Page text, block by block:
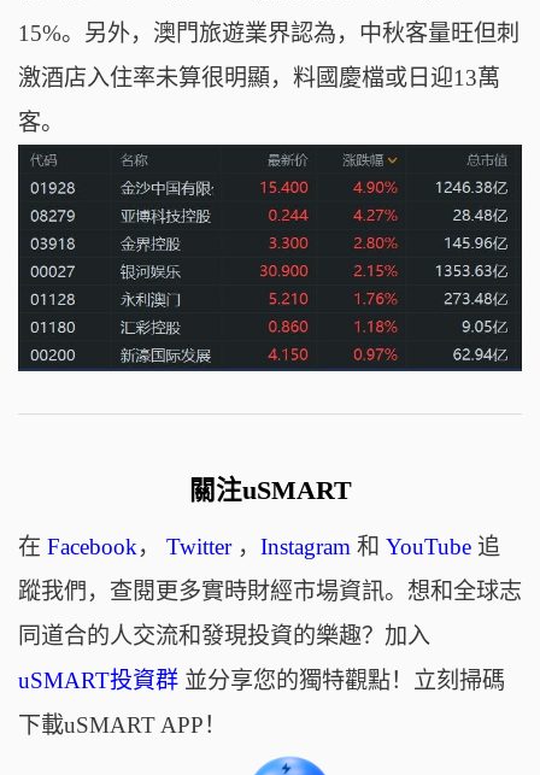
15%。另外，澳門旅遊業界認為，中秋客量旺但刺
激酒店入住率未算很明顯，料國慶檔或日迎13萬
客。
關注uSMART
在 Facebook， Twitter， Instagram 和 YouTube追
蹤我們，查閱更多實時財經市場資訊。想和全球志
同道合的人交流和發現投資的樂趣？加入
uSMART投資群並分享您的獨特觀點！立刻掃碼
下載uSMART APP！